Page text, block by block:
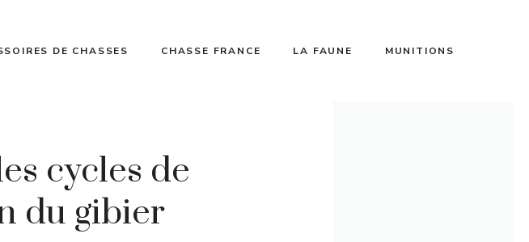
DE CHASSES CHASSE FRANCE LA FAUNE MUNITIONS
cycles de
du gibier